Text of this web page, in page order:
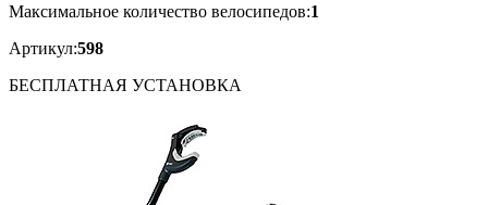
Максимальное количество велосипедов:1
Артикул:598
БЕСПЛАТНАЯ УСТАНОВКА